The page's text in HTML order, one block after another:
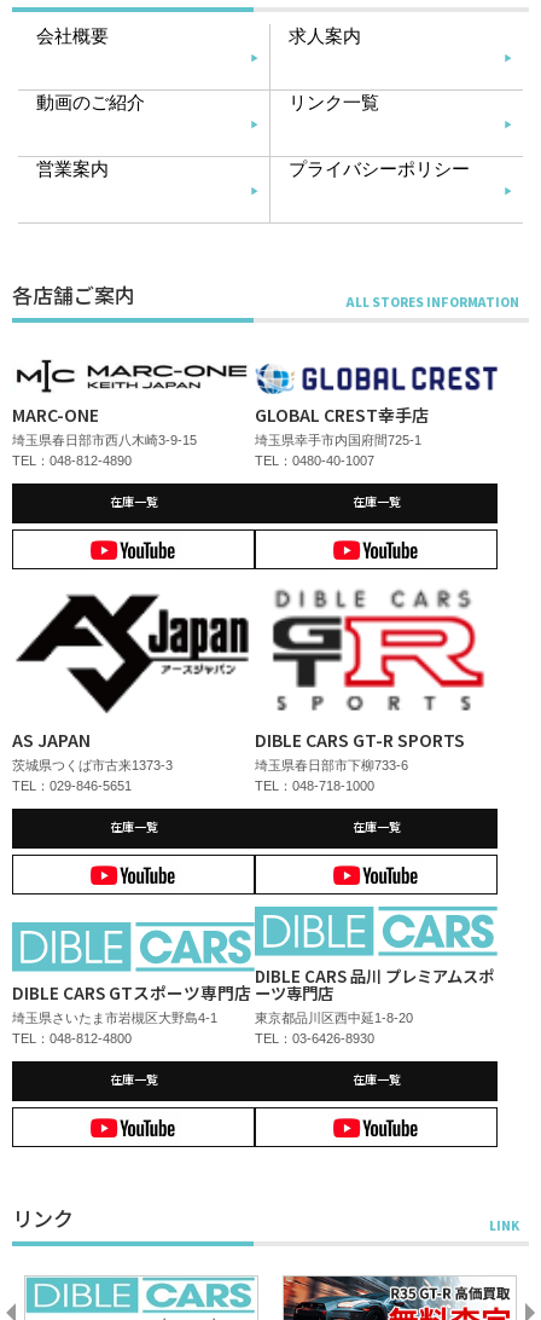
会社概要 求人案内
動画のご紹介 リンク一覧
営業案内 プライバシーポリシー
各店舗ご案内
MARC-ONE
埼玉県春日部市西八木崎3-9-15
TEL：048-812-4890
在庫一覧
GLOBAL CREST幸手店
埼玉県幸手市内国府間725-1
TEL：0480-40-1007
在庫一覧
AS JAPAN
茨城県つくば市古来1373-3
TEL：029-846-5651
在庫一覧
DIBLE CARS GT-R SPORTS
埼玉県春日部市下柳733-6
TEL：048-718-1000
在庫一覧
DIBLE CARS GTスポーツ専門店
埼玉県さいたま市岩槻区大野島4-1
TEL：048-812-4800
在庫一覧
DIBLE CARS 品川 プレミアムスポ
ーツ専門店
東京都品川区西中延1-8-20
TEL：03-6426-8930
在庫一覧
リンク